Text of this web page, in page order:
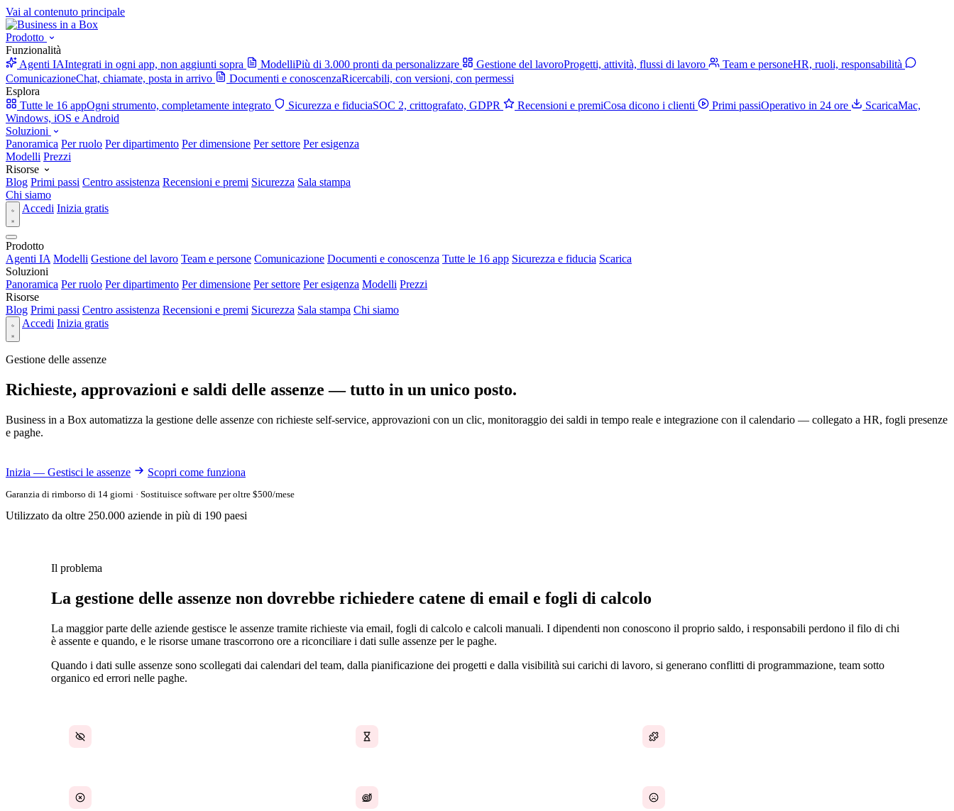
Vai al contenuto principale
Prodotto
Funzionalità
Agenti IAIntegrati in ogni app, non aggiunti sopra ModelliPiù di 3.000 pronti da personalizzare Gestione del lavoroProgetti, attività, flussi di lavoro Team e personeHR, ruoli, responsabilità
ComunicazioneChat, chiamate, posta in arrivo Documenti e conoscenzaRicercabili, con versioni, con permessi
Esplora
Tutte le 16 appOgni strumento, completamente integrato Sicurezza e fiduciaSOC 2, crittografato, GDPR Recensioni e premiCosa dicono i clienti Primi passiOperativo in 24 ore ScaricaMac,
Windows, iOS e Android
Soluzioni
Panoramica Per ruolo Per dipartimento Per dimensione Per settore Per esigenza
Modelli Prezzi
Risorse
Blog Primi passi Centro assistenza Recensioni e premi Sicurezza Sala stampa
Chi siamo
Accedi Inizia gratis
Prodotto
Agenti IA Modelli Gestione del lavoro Team e persone Comunicazione Documenti e conoscenza Tutte le 16 app Sicurezza e fiducia Scarica
Soluzioni
Panoramica Per ruolo Per dipartimento Per dimensione Per settore Per esigenza Modelli Prezzi
Risorse
Blog Primi passi Centro assistenza Recensioni e premi Sicurezza Sala stampa Chi siamo
Accedi Inizia gratis
Gestione delle assenze
Richieste, approvazioni e saldi delle assenze — tutto in un unico posto.
Business in a Box automatizza la gestione delle assenze con richieste self-service, approvazioni con un clic, monitoraggio dei saldi in tempo reale e integrazione con il calendario — collegato a HR, fogli presenze
e paghe.
Inizia — Gestisci le assenze Scopri come funziona
Garanzia di rimborso di 14 giorni · Sostituisce software per oltre $500/mese
Utilizzato da oltre 250.000 aziende in più di 190 paesi
Il problema
La gestione delle assenze non dovrebbe richiedere catene di email e fogli di calcolo
La maggior parte delle aziende gestisce le assenze tramite richieste via email, fogli di calcolo e calcoli manuali. I dipendenti non conoscono il proprio saldo, i responsabili perdono il filo di chi
è assente e quando, e le risorse umane trascorrono ore a riconciliare i dati sulle assenze per le paghe.
Quando i dati sulle assenze sono scollegati dai calendari del team, dalla pianificazione dei progetti e dalla visibilità sui carichi di lavoro, si generano conflitti di programmazione, team sotto
organico ed errori nelle paghe.